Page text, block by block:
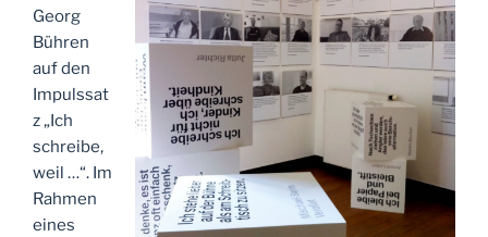
Georg
Bühren
auf den
Impulssat
z „Ich
schreibe,
weil …“. Im
Rahmen
eines